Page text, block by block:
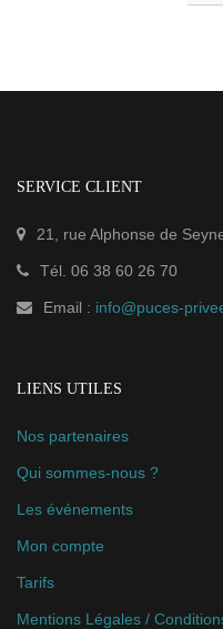
SERVICE CLIENT
21, rue Alphonse de
Tél. 06 38 60 26 70
Email : info@puces-
LIENS UTILES
Nos partenaires
Qui sommes-nous ?
Les événements
Mon compte
Tarifs
Mentions Légales /